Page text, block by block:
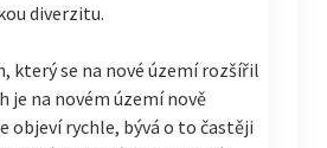
diverzitu.
který se na nové území rozšířil
je na novém území nově
objeví rychle, bývá o to častěji